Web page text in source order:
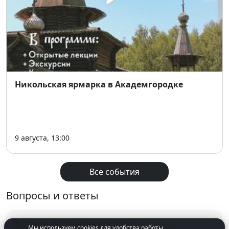
Телефон для справок:362-01-44
🔗Мы ВКонтакте
🎵 Не пропустите главное музыкальное событие
осени — фестиваль«Битва хоров»! Пусть ваши
сердца поют вместе с участниками! 💫
Никольская ярмарка в Академгородке
9 августа, 13:00
Все события
Вопросы и ответы
Вопросы могут задавать только